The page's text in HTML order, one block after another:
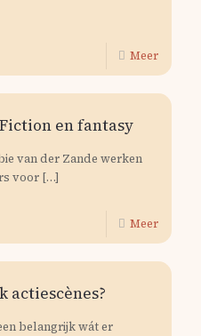
Meer
en fantasy
van der Zande werken
voor […]
Meer
actiescènes?
belangrijk wát er